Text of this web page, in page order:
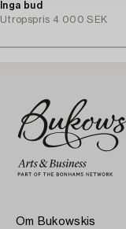
Inga bud
Utropspris 4 000 SEK
Om Bukowskis